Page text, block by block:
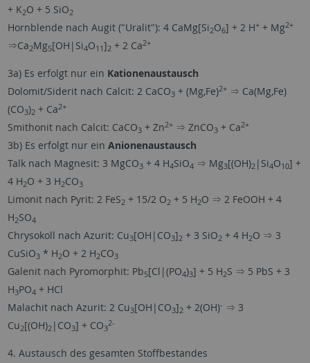
+ K2O + 5 SiO2
Hornblende nach Augit ("Uralit"): 4 CaMg[Si2O6] + 2 H++ Mg2+
⇒Ca2Mg5[OH|Si4O11]2+ 2 Ca2+
3a) Es erfolgt nur ein Kationenaustausch
Dolomit/Siderit nach Calcit: 2 CaCO3+ (Mg,Fe)2+⇒ Ca(Mg,Fe)
(CO3)2+ Ca2+
Smithonit nach Calcit: CaCO3+ Zn2+⇒ ZnCO3+ Ca2+
3b) Es erfolgt nur ein Anionenaustausch
Talk nach Magnesit: 3 MgCO3+ 4 H4SiO4 ⇒ Mg3[(OH)2|Si4O10] +
4 H2O + 3 H2CO3
Limonit nach Pyrit: 2 FeS2+ 15/2 O2+ 5 H2O ⇒ 2 FeOOH + 4
H2SO4
Chrysokoll nach Azurit: Cu3[OH|CO3]2+ 3 SiO2+ 4 H2O ⇒ 3
CuSiO3* H2O + 2 H2CO3
Galenit nach Pyromorphit: Pb5[Cl|(PO4)3] + 5 H2S ⇒ 5 PbS + 3
H3PO4 + HCl
Malachit nach Azurit: 2 Cu3[OH|CO3]2+ 2(OH)- ⇒ 3
Cu2[(OH)2|CO3] + CO3
2-
4. Austausch des gesamten Stoffbestandes